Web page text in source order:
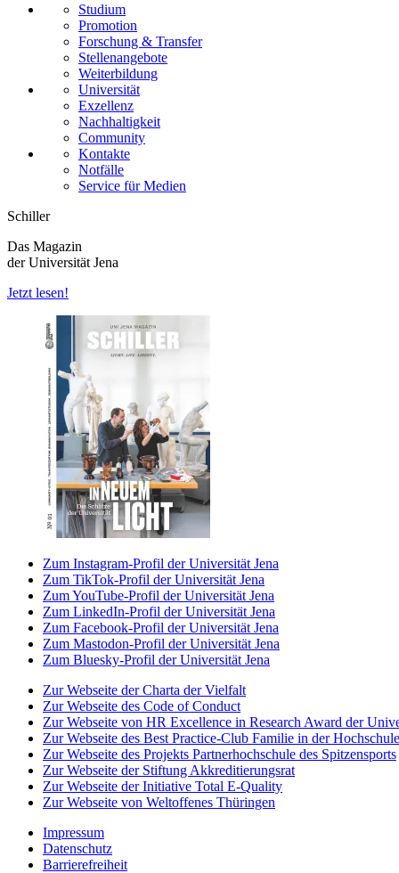
Studium
Promotion
Forschung & Transfer
Stellenangebote
Weiterbildung
Universität
Exzellenz
Nachhaltigkeit
Community
Kontakte
Notfälle
Service für Medien
Schiller
Das Magazin
der Universität Jena
Jetzt lesen!
Zum Instagram-Profil der Universität Jena
Zum TikTok-Profil der Universität Jena
Zum YouTube-Profil der Universität Jena
Zum LinkedIn-Profil der Universität Jena
Zum Facebook-Profil der Universität Jena
Zum Mastodon-Profil der Universität Jena
Zum Bluesky-Profil der Universität Jena
Zur Webseite der Charta der Vielfalt
Zur Webseite des Code of Conduct
Zur Webseite von HR Excellence in Research Award der
Zur Webseite des Best Practice-Club Familie in der Hochschule
Zur Webseite des Projekts Partnerhochschule des Spitzensports
Zur Webseite der Stiftung Akkreditierungsrat
Zur Webseite der Initiative Total E-Quality
Zur Webseite von Weltoffenes Thüringen
Impressum
Datenschutz
Barrierefreiheit